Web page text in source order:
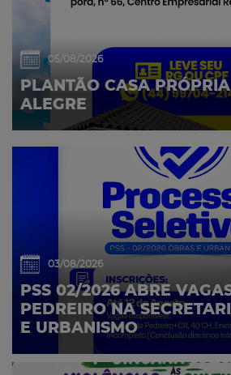
05/08/2026
PLANTÃO CASA
ALEGRE
03/08/2026
PSS 02/2026 ABRE
PEDREIRO NA
E URBANISMO